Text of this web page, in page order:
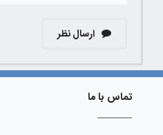
ارسال نظر
تماس با ما